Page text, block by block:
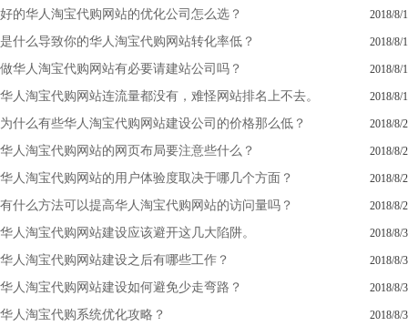
好的华人淘宝代购网站的优化公司怎么选？ 2018/8/1
是什么导致你的华人淘宝代购网站转化率低？ 2018/8/1
做华人淘宝代购网站有必要请建站公司吗？ 2018/8/1
华人淘宝代购网站连流量都没有，难怪网站排名上不去。 2018/8/1
为什么有些华人淘宝代购网站建设公司的价格那么低？ 2018/8/2
华人淘宝代购网站的网页布局要注意些什么？ 2018/8/2
华人淘宝代购网站的用户体验度取决于哪几个方面？ 2018/8/2
有什么方法可以提高华人淘宝代购网站的访问量吗？ 2018/8/2
华人淘宝代购网站建设应该避开这几大陷阱。 2018/8/3
华人淘宝代购网站建设之后有哪些工作？ 2018/8/3
华人淘宝代购网站建设如何避免少走弯路？ 2018/8/3
华人淘宝代购系统优化攻略？ 2018/8/3